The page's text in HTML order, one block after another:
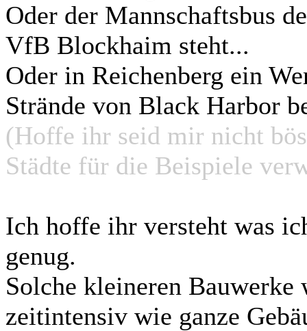
Oder der Mannschaftsbus
VfB Blockhaim steht...
Oder in Reichenberg ein
Strände von Black Harbor
(Hoffe ihr seid mir nicht
Städte für die Beispiele
Ich hoffe ihr versteht was
genug.
Solche kleineren Bauwerke
zeitintensiv wie ganze